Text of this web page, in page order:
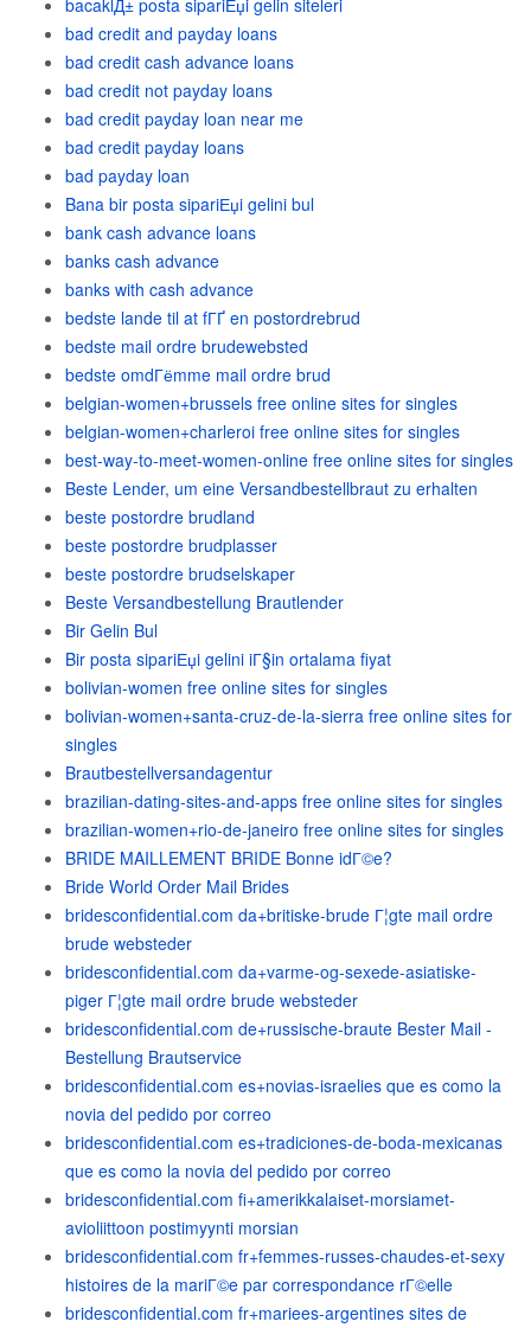
bacaklД± posta sipariЕџi gelin siteleri
bad credit and payday loans
bad credit cash advance loans
bad credit not payday loans
bad credit payday loan near me
bad credit payday loans
bad payday loan
Bana bir posta sipariЕџi gelini bul
bank cash advance loans
banks cash advance
banks with cash advance
bedste lande til at fГҐ en postordrebrud
bedste mail ordre brudewebsted
bedste omdГёmme mail ordre brud
belgian-women+brussels free online sites for singles
belgian-women+charleroi free online sites for singles
best-way-to-meet-women-online free online sites for singles
Beste Lender, um eine Versandbestellbraut zu erhalten
beste postordre brudland
beste postordre brudplasser
beste postordre brudselskaper
Beste Versandbestellung Brautlender
Bir Gelin Bul
Bir posta sipariЕџi gelini iГ§in ortalama fiyat
bolivian-women free online sites for singles
bolivian-women+santa-cruz-de-la-sierra free online sites for
singles
Brautbestellversandagentur
brazilian-dating-sites-and-apps free online sites for singles
brazilian-women+rio-de-janeiro free online sites for singles
BRIDE MAILLEMENT BRIDE Bonne idГ©e?
Bride World Order Mail Brides
bridesconfidential.com da+britiske-brude Г¦gte mail ordre
brude websteder
bridesconfidential.com da+varme-og-sexede-asiatiske-
piger Г¦gte mail ordre brude websteder
bridesconfidential.com de+russische-braute Bester Mail -
Bestellung Brautservice
bridesconfidential.com es+novias-israelies que es como la
novia del pedido por correo
bridesconfidential.com es+tradiciones-de-boda-mexicanas
que es como la novia del pedido por correo
bridesconfidential.com fi+amerikkalaiset-morsiamet-
avioliittoon postimyynti morsian
bridesconfidential.com fr+femmes-russes-chaudes-et-sexy
histoires de la mariГ©e par correspondance rГ©elle
bridesconfidential.com fr+mariees-argentines sites de